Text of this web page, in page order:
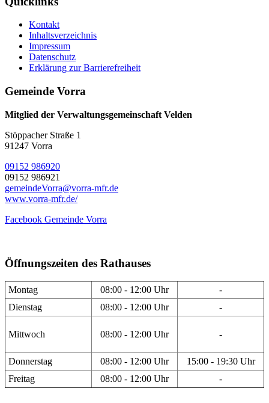
Kontakt
Inhaltsverzeichnis
Impressum
Datenschutz
Erklärung zur Barrierefreiheit
Gemeinde Vorra
Mitglied der Verwaltungsgemeinschaft Velden
Stöppacher Straße 1
91247 Vorra
09152 986920
09152 986921
gemeindeVorra@vorra-mfr.de
www.vorra-mfr.de/
Facebook Gemeinde Vorra
Öffnungszeiten des Rathauses
Montag 08:00 - 12:00 Uhr
-
Dienstag
08:00 - 12:00 Uhr -
Mittwoch 08:00 - 12:00 Uhr -
Donnerstag 08:00 - 12:00 Uhr
15:00 - 19:30 Uhr
Freitag
08:00 - 12:00 Uhr -